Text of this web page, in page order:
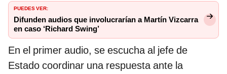
PUEDES VER:
Difunden audios que involucrarían a Martín Vizcarra
en caso ‘Richard Swing’
En el primer audio, se escucha al jefe de
Estado coordinar una respuesta ante la